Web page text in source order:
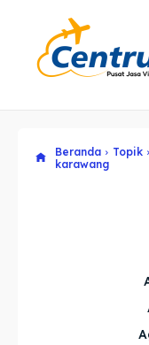
Explore
Explore
Beranda Topik
karawang